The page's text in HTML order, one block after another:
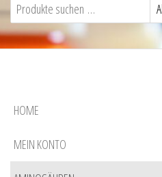
HOME
MEIN KONTO